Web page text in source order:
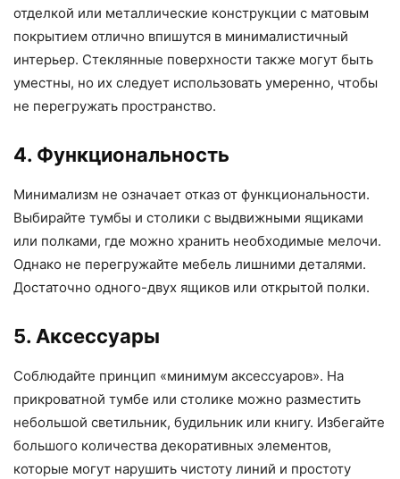
отделкой или металлические конструкции с матовым
покрытием отлично впишутся в минималистичный
интерьер. Стеклянные поверхности также могут быть
уместны, но их следует использовать умеренно, чтобы
не перегружать пространство.
4. Функциональность
Минимализм не означает отказ от функциональности.
Выбирайте тумбы и столики с выдвижными ящиками
или полками, где можно хранить необходимые мелочи.
Однако не перегружайте мебель лишними деталями.
Достаточно одного-двух ящиков или открытой полки.
5. Аксессуары
Соблюдайте принцип «минимум аксессуаров». На
прикроватной тумбе или столике можно разместить
небольшой светильник, будильник или книгу. Избегайте
большого количества декоративных элементов,
которые могут нарушить чистоту линий и простоту